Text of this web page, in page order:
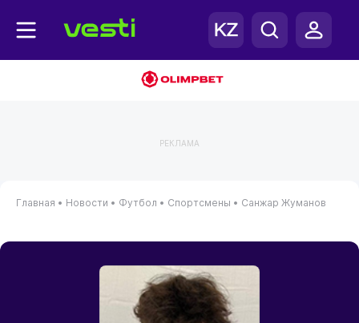
РЕКЛАМА
Главная • Новости • Футбол • Спортсмены • Санжар Жуманов